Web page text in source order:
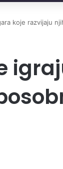
koje razvijaju